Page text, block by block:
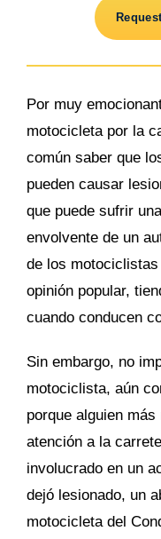
Por muy
motocicleta por la
común saber que
pueden causar
que puede sufrir
envolvente de un
de los
opinión popular,
cuando conducen
Sin embargo, no
motociclista, aún
porque alguien
atención a la
involucrado en un
dejó lesionado, un
motocicleta del